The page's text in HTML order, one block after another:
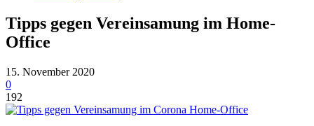
Tipps gegen Vereinsamung im Home-
Office
15. November 2020
0
192